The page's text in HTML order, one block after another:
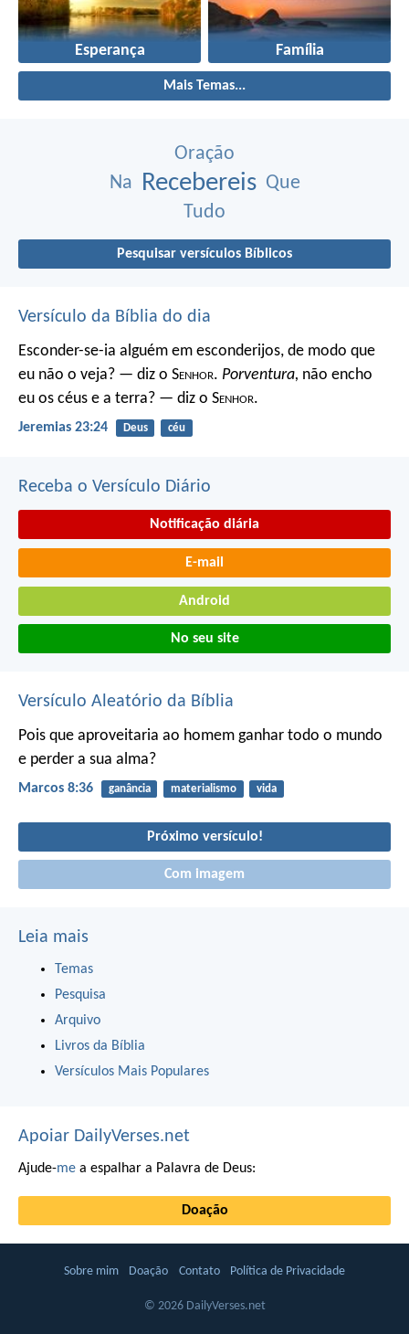
Esperança Família
Mais Temas...
Oração
Na Recebereis Que
Tudo
Pesquisar versículos Bíblicos
Versículo da Bíblia do dia
Esconder-se-ia alguém em esconderijos, de modo que
eu não o veja? — diz o Senhor. Porventura, não encho
eu os céus e a terra? — diz o Senhor.
Jeremias 23:24 Deus céu
Receba o Versículo Diário
Notificação diária
E-mail
Android
No seu site
Versículo Aleatório da Bíblia
Pois que aproveitaria ao homem ganhar todo o mundo
e perder a sua alma?
Marcos 8:36 ganância materialismo vida
Próximo versículo!
Com imagem
Leia mais
Temas
Pesquisa
Arquivo
Livros da Bíblia
Versículos Mais Populares
Apoiar DailyVerses.net
Ajude-me a espalhar a Palavra de Deus:
Doação
Sobre mim Doação Contato Política de Privacidade
© 2026 DailyVerses.net